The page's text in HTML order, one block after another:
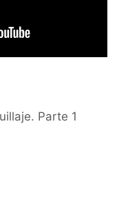
Parte 1